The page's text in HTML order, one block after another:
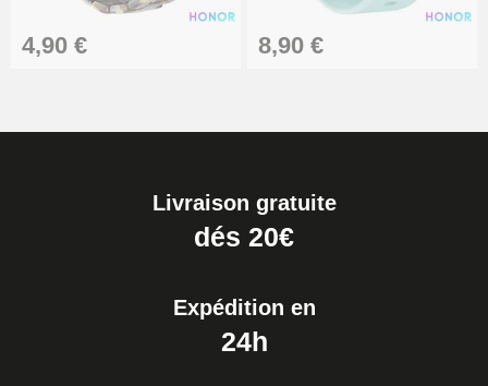
4,90 € 8,90 €
Livraison gratuite
dés 20€
Expédition en
24h